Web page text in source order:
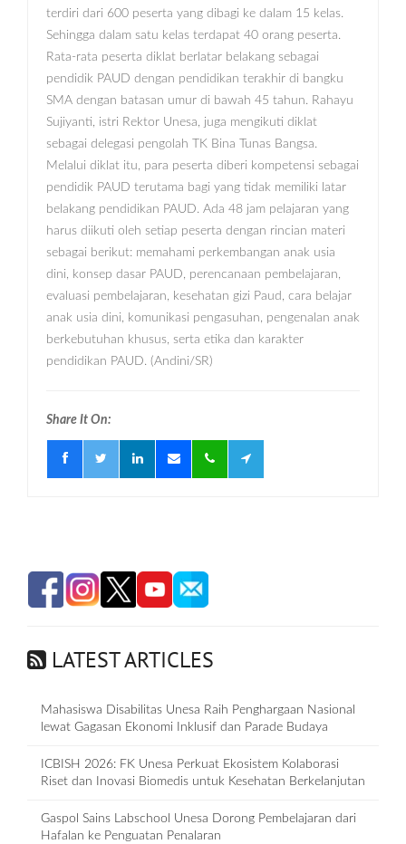
terdiri dari 600 peserta yang dibagi ke dalam 15 kelas.
Sehingga dalam satu kelas terdapat 40 orang peserta.
Rata-rata peserta diklat berlatar belakang sebagai
pendidik PAUD dengan pendidikan terakhir di bangku
SMA dengan batasan umur di bawah 45 tahun. Rahayu
Sujiyanti, istri Rektor Unesa, juga mengikuti diklat
sebagai delegasi pengolah TK Bina Tunas Bangsa.
Melalui diklat itu, para peserta diberi kompetensi sebagai
pendidik PAUD terutama bagi yang tidak memiliki latar
belakang pendidikan PAUD. Ada 48 jam pelajaran yang
harus diikuti oleh setiap peserta dengan rincian materi
sebagai berikut: memahami perkembangan anak usia
dini, konsep dasar PAUD, perencanaan pembelajaran,
evaluasi pembelajaran, kesehatan gizi Paud, cara belajar
anak usia dini, komunikasi pengasuhan, pengenalan anak
berkebutuhan khusus, serta etika dan karakter
pendidikan PAUD. (Andini/SR)
Share It On:
LATEST ARTICLES
Mahasiswa Disabilitas Unesa Raih Penghargaan Nasional
lewat Gagasan Ekonomi Inklusif dan Parade Budaya
ICBISH 2026: FK Unesa Perkuat Ekosistem Kolaborasi
Riset dan Inovasi Biomedis untuk Kesehatan Berkelanjutan
Gaspol Sains Labschool Unesa Dorong Pembelajaran dari
Hafalan ke Penguatan Penalaran